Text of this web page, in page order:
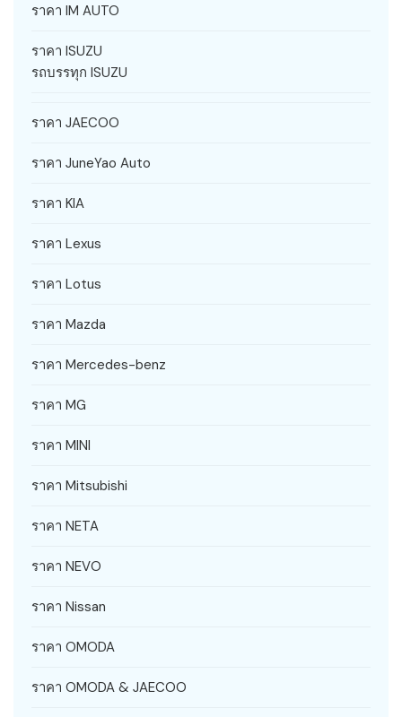
ราคา IM AUTO
ราคา ISUZU
รถบรรทุก ISUZU
ราคา JAECOO
ราคา JuneYao Auto
ราคา KIA
ราคา Lexus
ราคา Lotus
ราคา Mazda
ราคา Mercedes-benz
ราคา MG
ราคา MINI
ราคา Mitsubishi
ราคา NETA
ราคา NEVO
ราคา Nissan
ราคา OMODA
ราคา OMODA & JAECOO